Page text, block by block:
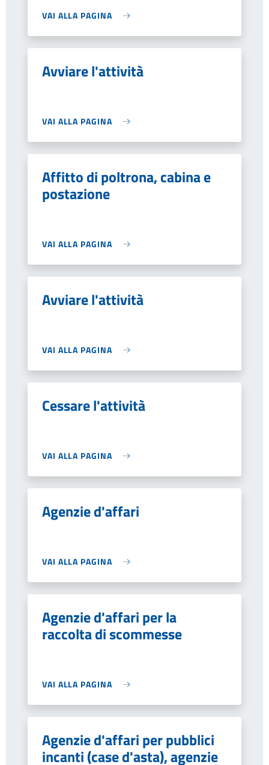
VAI ALLA PAGINA
Avviare l'attività
VAI ALLA PAGINA
Affitto di poltrona, cabina e
postazione
VAI ALLA PAGINA
Avviare l'attività
VAI ALLA PAGINA
Cessare l'attività
VAI ALLA PAGINA
Agenzie d'affari
VAI ALLA PAGINA
Agenzie d'affari per la
raccolta di scommesse
VAI ALLA PAGINA
Agenzie d'affari per pubblici
incanti (case d'asta), agenzie